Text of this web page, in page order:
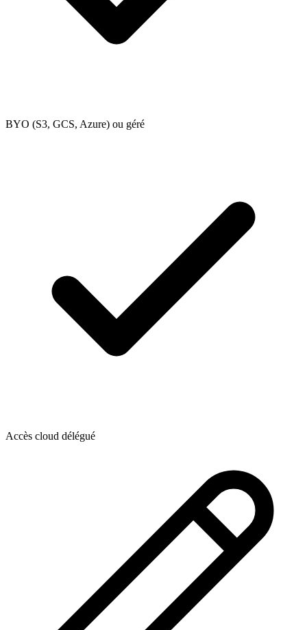
BYO (S3, GCS, Azure) ou géré
Accès cloud délégué